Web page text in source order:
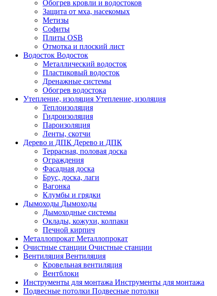
Обогрев кровли и водостоков
Защита от мха, насекомых
Метизы
Софиты
Плиты OSB
Отмотка и плоский лист
Водосток Водосток
Металлический водосток
Пластиковый водосток
Дренажные системы
Обогрев водостока
Утепление, изоляция Утепление, изоляция
Теплоизоляция
Гидроизоляция
Пароизоляция
Ленты, скотчи
Дерево и ДПК Дерево и ДПК
Террасная, половая доска
Ограждения
Фасадная доска
Брус, доска, лаги
Вагонка
Клумбы и грядки
Дымоходы Дымоходы
Дымоходные системы
Оклады, кожухи, колпаки
Печной кирпич
Металлопрокат Металлопрокат
Очистные станции Очистные станции
Вентиляция Вентиляция
Кровельная вентиляция
Вентблоки
Инструменты для монтажа Инструменты для монтажа
Подвесные потолки Подвесные потолки